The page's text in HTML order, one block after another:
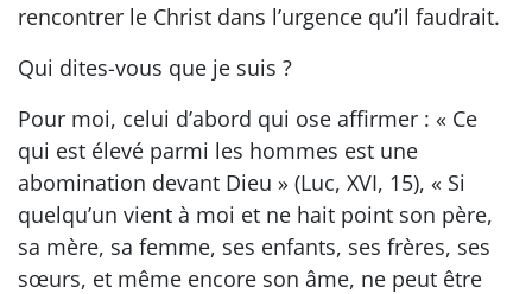
rencontrer le Christ dans l’urgence qu’il faudrait.
Qui dites-vous que je suis ?
Pour moi, celui d’abord qui ose affirmer : « Ce
qui est élevé parmi les hommes est une
abomination devant Dieu » (Luc, XVI, 15), « Si
quelqu’un vient à moi et ne hait point son père,
sa mère, sa femme, ses enfants, ses frères, ses
sœurs, et même encore son âme, ne peut être